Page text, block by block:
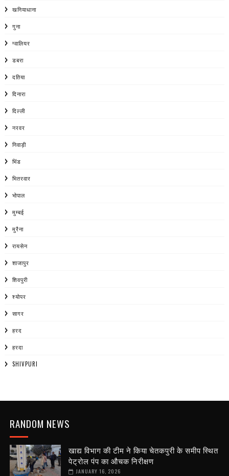
खनियाधाना
गुना
ग्वालियर
डबरा
दतिया
दिनारा
दिल्ली
नरवर
निवाड़ी
भिंड
भितरवार
भोपाल
मुम्बई
मुरैना
रायसेन
शाजापुर
शिवपुरी
श्योपर
सागर
हरद
हरदा
SHIVPURI
RANDOM NEWS
खाद्य विभाग की टीम ने किया चेतकपुरी के समीप स्थित
पेट्रोल पंप का औचक निरीक्षण
JANUARY 16, 2026